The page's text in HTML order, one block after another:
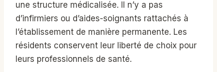
une structure médicalisée. Il n’y a pas
d’infirmiers ou d’aides-soignants rattachés à
l’établissement de manière permanente. Les
résidents conservent leur liberté de choix pour
leurs professionnels de santé.